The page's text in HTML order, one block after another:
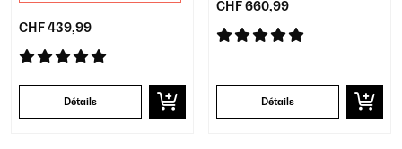
CHF 439,99
Détails
CHF 660,99
Détails